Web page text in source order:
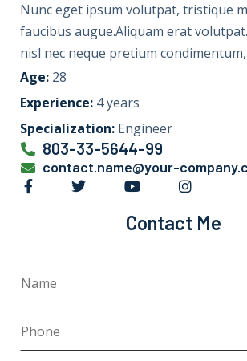
Nunc eget ipsum volutpat, tristique
faucibus augue.Aliquam erat
nisl nec neque pretium condimentum,
Age: 28
Experience: 4 years
Specialization: Engineer
803-33-5644-99
contact.name@your-
Contact Me